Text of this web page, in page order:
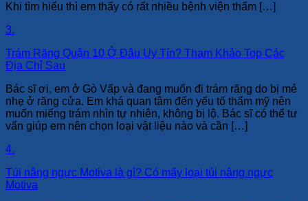
Khi tìm hiểu thì em thấy có rất nhiều bệnh viện thẩm […]
3.
Trám Răng Quận 10 Ở Đâu Uy Tín? Tham Khảo Top Các
Địa Chỉ Sau
Bác sĩ ơi, em ở Gò Vấp và đang muốn đi trám răng do bị mẻ
nhẹ ở răng cửa. Em khá quan tâm đến yếu tố thẩm mỹ nên
muốn miếng trám nhìn tự nhiên, không bị lộ. Bác sĩ có thể tư
vấn giúp em nên chọn loại vật liệu nào và cần […]
4.
Túi nâng ngực Motiva là gì? Có mấy loại túi nâng ngực
Motiva